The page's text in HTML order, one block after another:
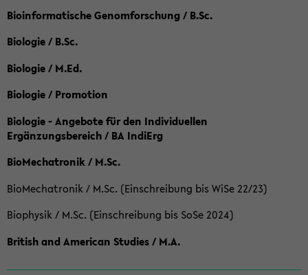
Bioinformatische Genomforschung / B.Sc.
Biologie / B.Sc.
Biologie / M.Ed.
Biologie / Promotion
Biologie - Angebote für den Individuellen
Ergänzungsbereich / BA IndiErg
BioMechatronik / M.Sc.
BioMechatronik / M.Sc. (Einschreibung bis WiSe 22/23)
Biophysik / M.Sc. (Einschreibung bis SoSe 2024)
British and American Studies / M.A.